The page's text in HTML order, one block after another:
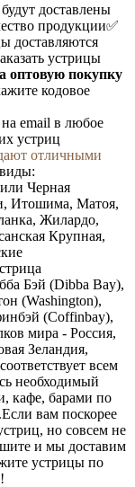
доставлены
продукции✅
доставляются
устрицы
оптовую покупку
кодовое
email в любое
устриц
отличными
Черная
Итошима, Матоя,
Жилардо,
Крупная,
Бэй (Dibba Bay),
(Washington),
(Coffinbay),
мира - Россия,
Зеландия,
всем
необходимый
кафе, барами по
Если вам поскорее
но совсем не
и мы доставим
устрицы по